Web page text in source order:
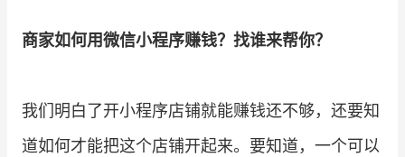
商家如何用微信小程序赚钱？找谁来帮你？
我们明白了开小程序店铺就能赚钱还不够，还要知
道如何才能把这个店铺开起来。要知道，一个可以